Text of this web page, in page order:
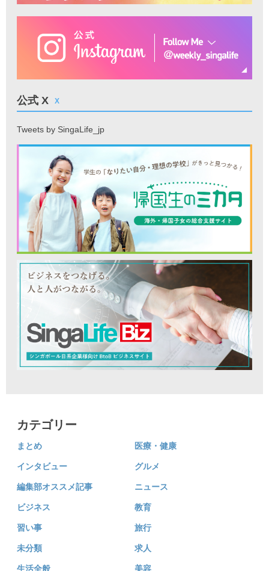
公式 X X
Tweets by SingaLife_jp
カテゴリー
まとめ 医療・健康
インタビュー グルメ
編集部オススメ記事 ニュース
ビジネス 教育
習い事 旅行
未分類 求人
生活全般 美容